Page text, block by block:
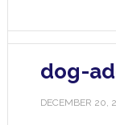
dog-
DECEMBER 20,